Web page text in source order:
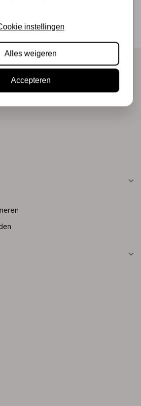
onze actie en nieuwe producten
instellingen
Alles weigeren
Accepteren